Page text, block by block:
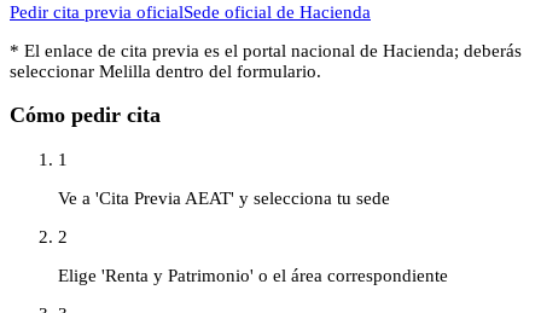
Pedir cita previa oficialSede oficial de Hacienda
* El enlace de cita previa es el portal nacional de Hacienda; deberás
seleccionar Melilla dentro del formulario.
Cómo pedir cita
1
Ve a 'Cita Previa AEAT' y selecciona tu sede
2
Elige 'Renta y Patrimonio' o el área correspondiente